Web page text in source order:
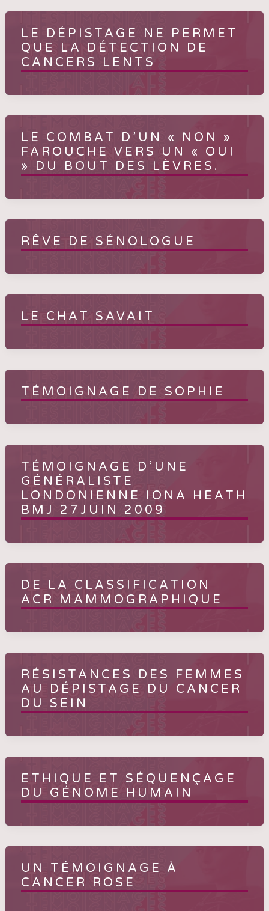
LE DÉPISTAGE NE PERMET
QUE LA DÉTECTION DE
CANCERS LENTS
LE COMBAT D’UN « NON »
FAROUCHE VERS UN « OUI
» DU BOUT DES LÈVRES.
RÊVE DE SÉNOLOGUE
LE CHAT SAVAIT
TÉMOIGNAGE DE SOPHIE
TÉMOIGNAGE D’UNE
GÉNÉRALISTE
LONDONIENNE IONA HEATH
BMJ 27JUIN 2009
DE LA CLASSIFICATION
ACR MAMMOGRAPHIQUE
RÉSISTANCES DES FEMMES
AU DÉPISTAGE DU CANCER
DU SEIN
ETHIQUE ET SÉQUENÇAGE
DU GÉNOME HUMAIN
UN TÉMOIGNAGE À
CANCER ROSE